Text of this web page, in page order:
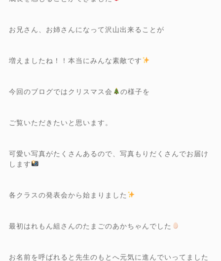
お兄さん、お姉さんになって沢山出来ることが
増えましたね！！本当にみんな素敵です
今回のブログではクリスマス会 の様子を
ご覧いただきたいと思います。
可愛い写真がたくさんあるので、写真もりだくさんでお届け
します
各クラスの発表会から始まりました
最初はれもん組さんのたまごのあかちゃんでした
お名前を呼ばれると先生のもとへ元気に進んでいってました